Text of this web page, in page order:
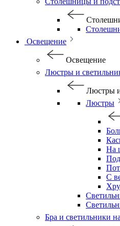
Освещение
Освещение
Люстры и
Люстры
Люстры
На
С
Бра и светильники